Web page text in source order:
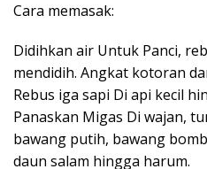
Cara memasak:
Didihkan air Untuk Panci,
mendidih. Angkat kotoran
Rebus iga sapi Di api kecil
Panaskan Migas Di wajan,
bawang putih, bawang
daun salam hingga harum.